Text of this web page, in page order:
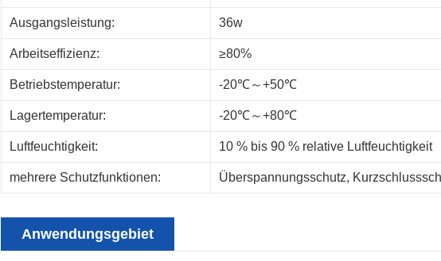
Ausgangsleistung: 36w
Arbeitseffizienz: ≥80%
Betriebstemperatur: -20℃～+50℃
Lagertemperatur: -20℃～+80℃
Luftfeuchtigkeit: 10 % bis 90 % relative Luftfeuchtigkeit
mehrere Schutzfunktionen: Überspannungsschutz,
Anwendungsgebiet